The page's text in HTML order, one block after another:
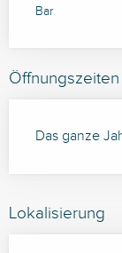
Bar
Öffnungszeiten
Das ganze
Lokalisierung